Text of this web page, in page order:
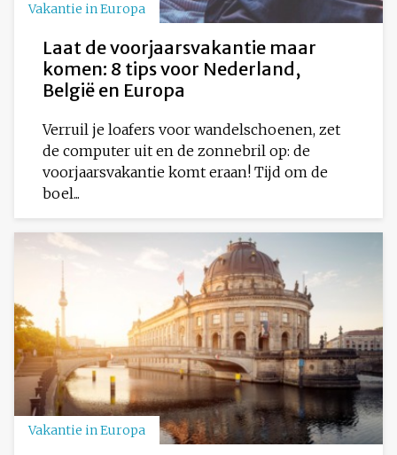
Vakantie in Europa
Laat de voorjaarsvakantie maar
komen: 8 tips voor Nederland,
België en Europa
Verruil je loafers voor wandelschoenen, zet
de computer uit en de zonnebril op: de
voorjaarsvakantie komt eraan! Tijd om de
boel...
Vakantie in Europa